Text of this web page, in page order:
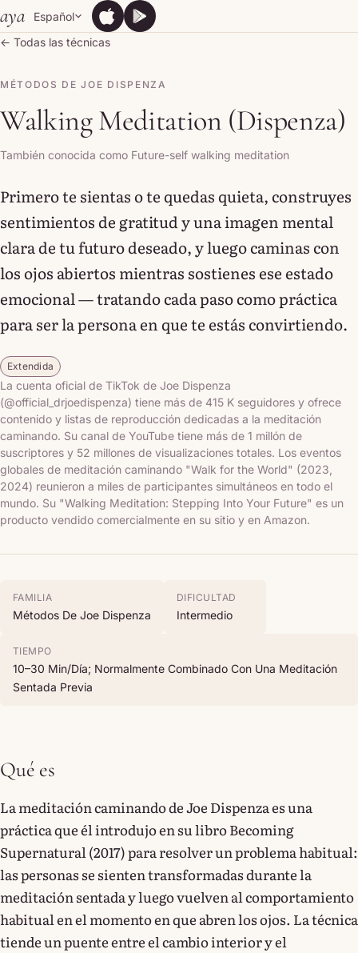
Skip to content
aya Español App Store
App StoreGoogle Play
Google Play
← Todas las técnicas
MÉTODOS DE JOE DISPENZA
Walking Meditation (Dispenza)
También conocida como Future-self walking meditation
Primero te sientas o te quedas quieta, construyes
sentimientos de gratitud y una imagen mental
clara de tu futuro deseado, y luego caminas con
los ojos abiertos mientras sostienes ese estado
emocional — tratando cada paso como práctica
para ser la persona en que te estás convirtiendo.
Extendida
La cuenta oficial de TikTok de Joe Dispenza
(@official_drjoedispenza) tiene más de 415 K seguidores y ofrece
contenido y listas de reproducción dedicadas a la meditación
caminando. Su canal de YouTube tiene más de 1 millón de
suscriptores y 52 millones de visualizaciones totales. Los eventos
globales de meditación caminando "Walk for the World" (2023,
2024) reunieron a miles de participantes simultáneos en todo el
mundo. Su "Walking Meditation: Stepping Into Your Future" es un
producto vendido comercialmente en su sitio y en Amazon.
FAMILIA
Métodos De Joe Dispenza
DIFICULTAD
Intermedio
TIEMPO
10–30 Min/día; Normalmente Combinado Con Una Meditación
Sentada Previa
Qué es
La meditación caminando de Joe Dispenza es una
práctica que él introdujo en su libro Becoming
Supernatural (2017) para resolver un problema habitual:
las personas se sienten transformadas durante la
meditación sentada y luego vuelven al comportamiento
habitual en el momento en que abren los ojos. La técnica
tiende un puente entre el cambio interior y el